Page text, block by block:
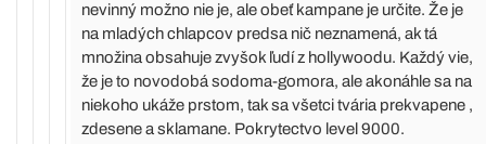
nevinný možno nie je, ale obeť kampane je určite. Že je
na mladých chlapcov predsa nič neznamená, ak tá
množina obsahuje zvyšok ľudí z hollywoodu. Každý vie,
že je to novodobá sodoma-gomora, ale akonáhle sa na
niekoho ukáže prstom, tak sa všetci tvária prekvapene ,
zdesene a sklamane. Pokrytectvo level 9000.